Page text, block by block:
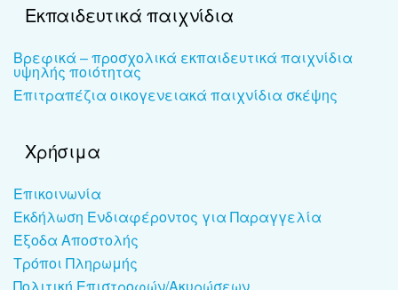
Εκπαιδευτικά παιχνίδια
Βρεφικά – προσχολικά εκπαιδευτικά παιχνίδια
υψηλής ποιότητας
Επιτραπέζια οικογενειακά παιχνίδια σκέψης
Χρήσιμα
Επικοινωνία
Εκδήλωση Ενδιαφέροντος για Παραγγελία
Έξοδα Αποστολής
Τρόποι Πληρωμής
Πολιτική Επιστροφών/Ακυρώσεων